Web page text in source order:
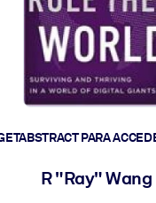
PARA
R "Ray" Wang